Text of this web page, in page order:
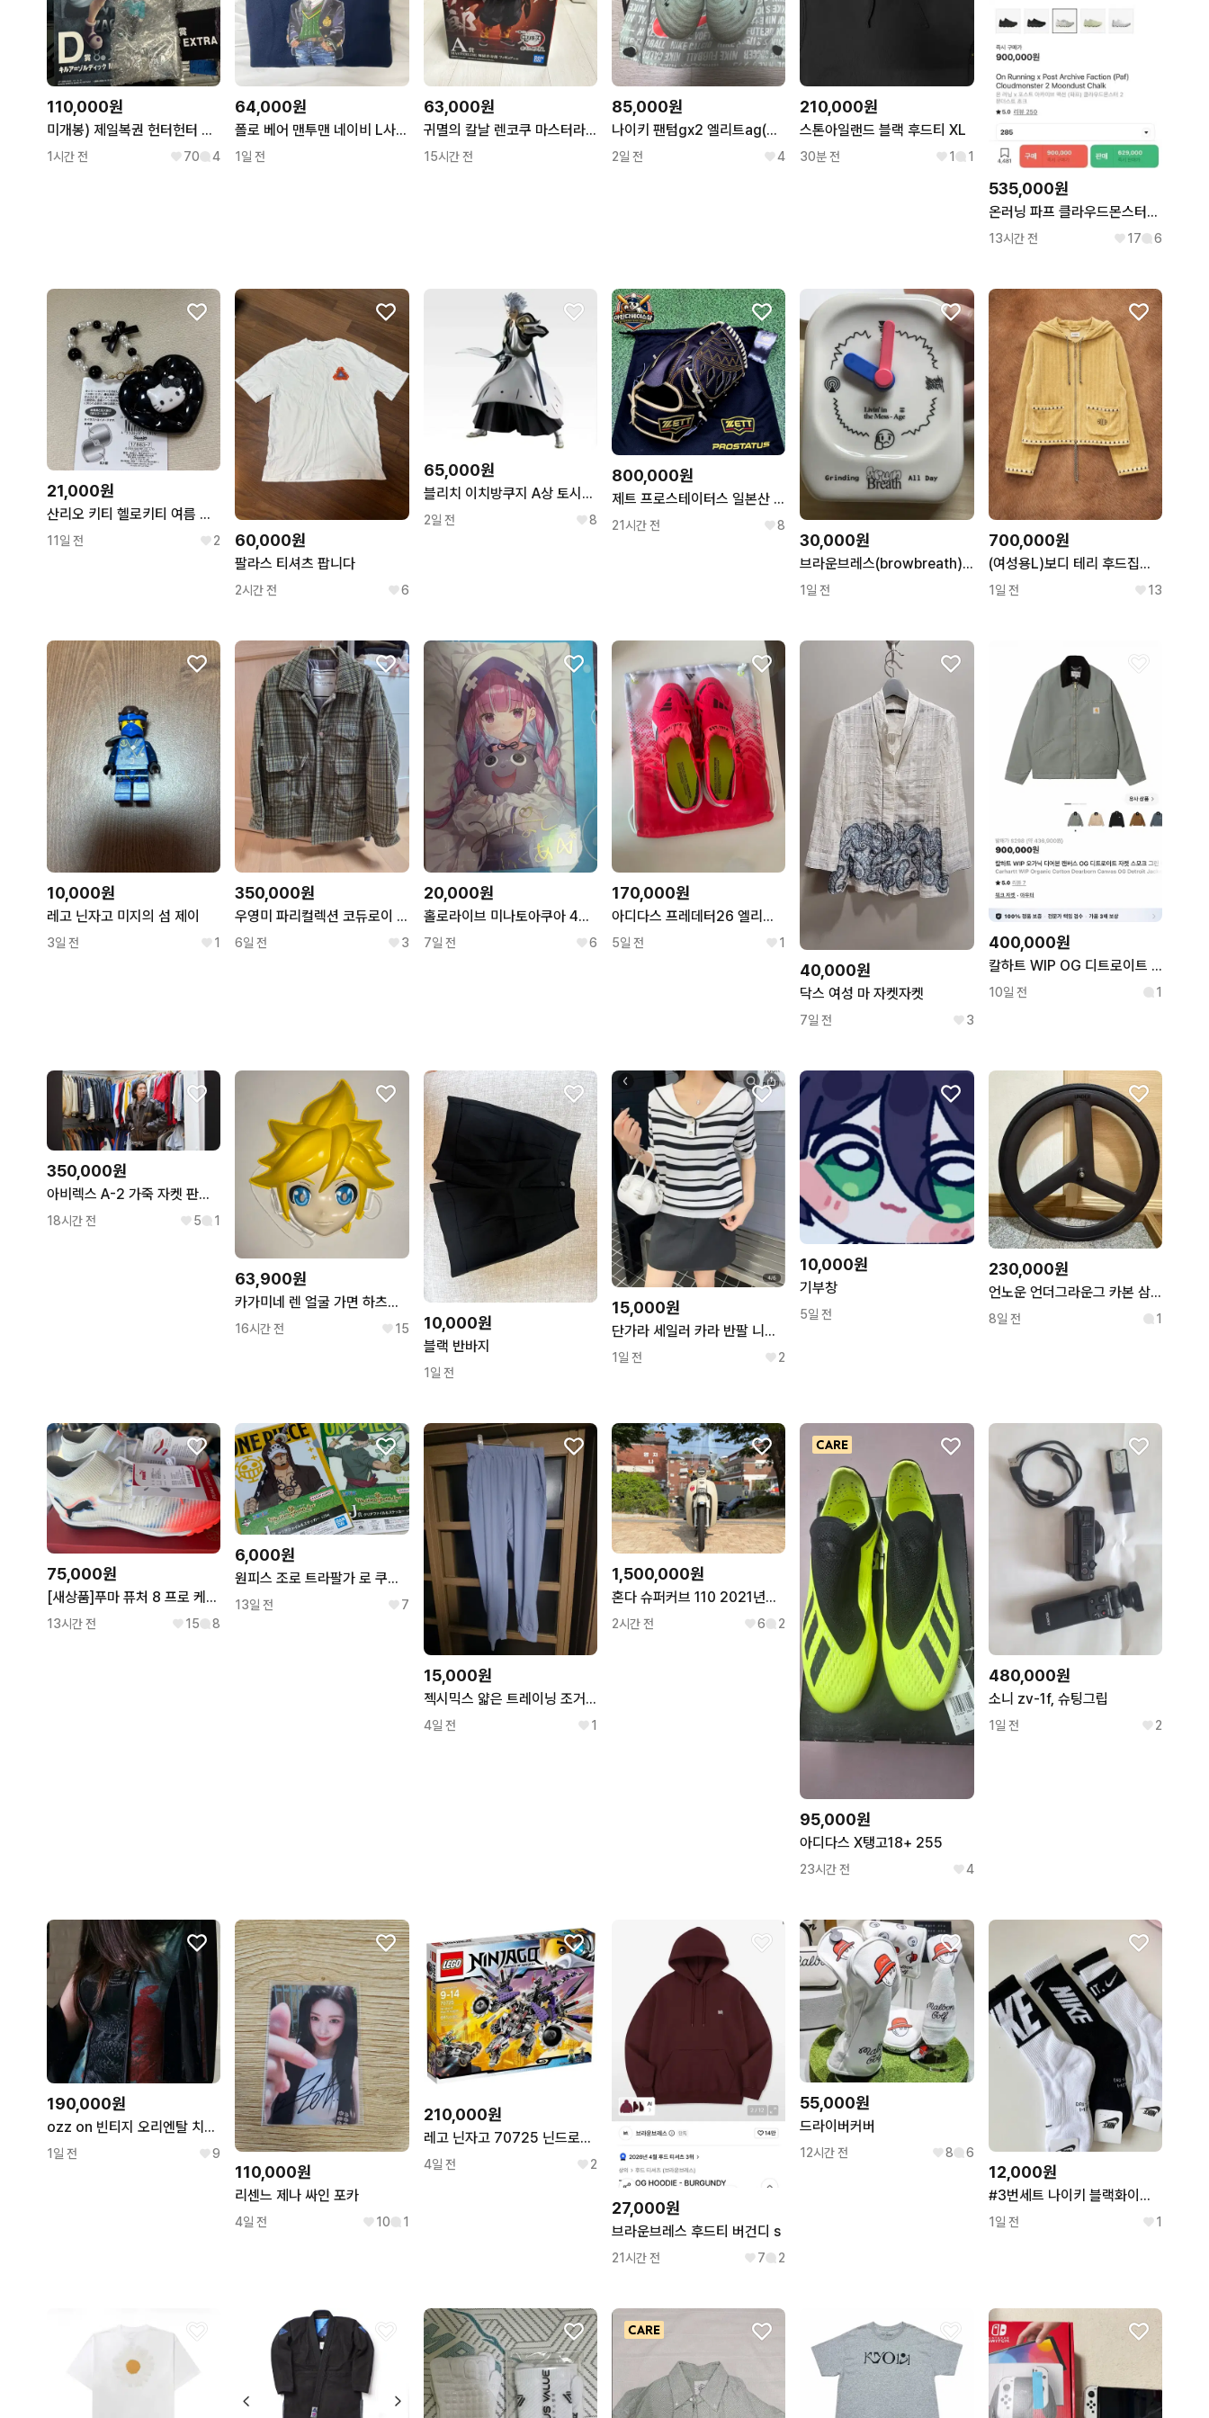
110,000원
미개봉) 제일복권 헌터헌터 조르딕 가문 D상 & G상 키르아 세트
1시간 전 70 4
64,000원
폴로 베어 맨투맨 네이비 L사이즈
1일 전
63,000원
귀멸의 칼날 렌코쿠 마스터라이즈 피규어
15시간 전
85,000원
나이키 팬텀gx2 엘리트ag(280)
2일 전 4
210,000원
스톤아일랜드 블랙 후드티 XL
30분 전 1 1
535,000원
온러닝 파프 클라우드몬스터2 문더스트 초크 (285) (극미중고)
13시간 전 17 6
21,000원
산리오 키티 헬로키티 여름 악세서리 캐릭터 거울 키링 손거울
11일 전 2 60,000원
팔라스 티셔츠 팝니다
2시간 전 6
65,000원
블리치 이치방쿠지 A상 토시로 미개봉 새상품
2일 전 8
800,000원
제트 프로스테이터스 일본산 최상급오더 투수글러브 12.2인치 인치업
21시간 전 8
30,000원
브라운브레스(browbreath) 탁상용 시계
1일 전
700,000원
(여성용L)보디 테리 후드집업 BODE CROQUET HOODIE
1일 전 13
10,000원
레고 닌자고 미지의 섬 제이
3일 전 1
350,000원
우영미 파리컬렉션 코듀로이 워크자켓 105
6일 전 3
20,000원
홀로라이브 미나토아쿠아 4주년 복제싸인 팝니다
7일 전 6
170,000원
아디다스 프레데터26 엘리트 축구화 ag/hg
5일 전 1
40,000원
닥스 여성 마 자켓자켓
7일 전 3
400,000원
칼하트 WIP OG 디트로이트 자켓 스모크 그린
10일 전 1
350,000원
아비렉스 A-2 가죽 자켓 판매합니다
18시간 전 5 1
63,900원
카가미네 렌 얼굴 가면 하츠네 미쿠 프로젝트 디바 프디바 보컬로이드 프세카
16시간 전 15 10,000원
블랙 반바지
1일 전
15,000원
단가라 세일러 카라 반팔 니트/66새상품
1일 전 2
10,000원
기부창
5일 전
230,000원
언노운 언더그라운그 카본 삼발이
8일 전 1
75,000원
[새상품]푸마 퓨처 8 프로 케이지 풋살화
13시간 전 15 8
6,000원
원피스 조로 트라팔가 로 쿠지 제일복권 클리어파일 스티커 세트 J 상
13일 전 7
15,000원
젝시믹스 얇은 트레이닝 조거 팬츠 m
4일 전 1
1,500,000원
혼다 슈퍼커브 110 2021년식 배달 풀세팅 깔끔한 차량 판매합니다.
2시간 전 6 2
95,000원
아디다스 X탱고18+ 255
23시간 전 4
480,000원
소니 zv-1f, 슈팅그립
1일 전 2
190,000원
ozz on 빈티지 오리엔탈 치파오 원피스 화양연화
1일 전 9
110,000원
리센느 제나 싸인 포카
4일 전 10 1
210,000원
레고 닌자고 70725 닌드로이드 메카드래곤
4일 전 2
27,000원
브라운브레스 후드티 버건디 s
21시간 전 7 2
55,000원
드라이버커버
12시간 전 8 6
12,000원
#3번세트 나이키 블랙화이트 두툼 이중쿠션 남여공용 베스트 축구 풋살 테니스 등산 러닝양말 스포츠양말 세트
1일 전 1